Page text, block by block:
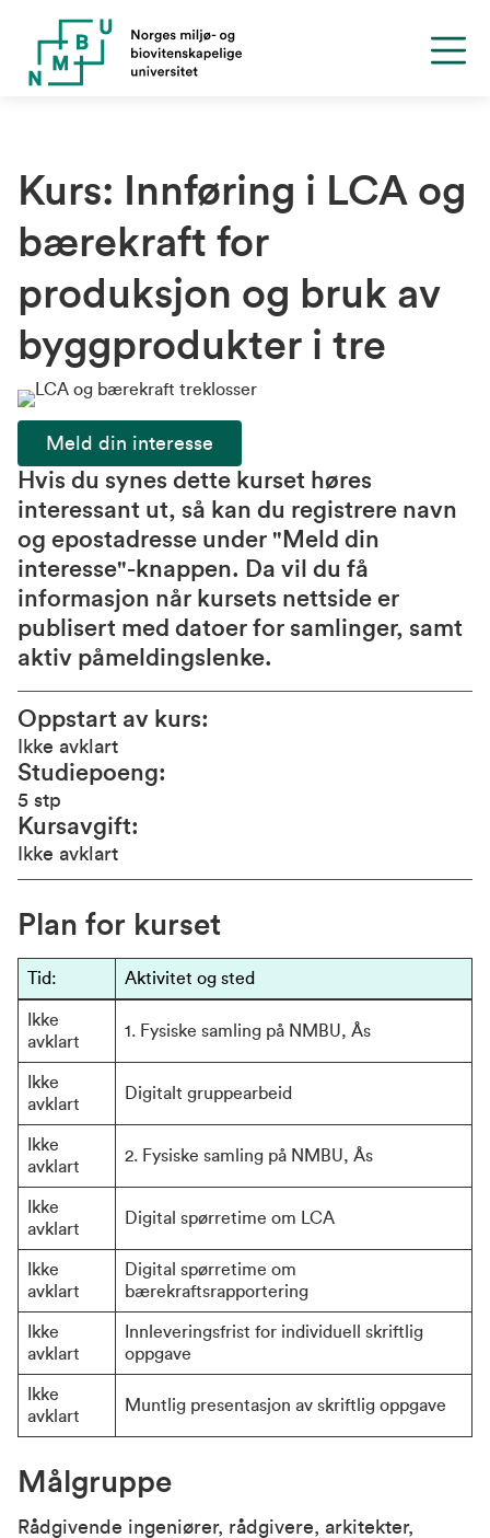
Kurs: Innføring i LCA og
bærekraft for
produksjon og bruk av
byggprodukter i tre
Meld din interesse
Hvis du synes dette kurset høres
interessant ut, så kan du registrere navn
og epostadresse under "Meld din
interesse"-knappen. Da vil du få
informasjon når kursets nettside er
publisert med datoer for samlinger, samt
aktiv påmeldingslenke.
Oppstart av kurs
Ikke avklart
Studiepoeng
5 stp
Kursavgift
Ikke avklart
Plan for kurset
Tid: Aktivitet og sted
Ikke
avklart
1. Fysiske samling på NMBU, Ås
Ikke
avklart
Digitalt gruppearbeid
Ikke
avklart
2. Fysiske samling på NMBU, Ås
Ikke
avklart
Digital spørretime om LCA
Ikke
avklart
Digital spørretime om
bærekraftsrapportering
Ikke
avklart
Innleveringsfrist for individuell skriftlig
oppgave
Ikke
avklart
Muntlig presentasjon av skriftlig oppgave
Målgruppe
Rådgivende ingeniører, rådgivere, arkitekter,